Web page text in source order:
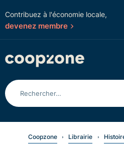
Contribuez à l'économie locale,
devenez membre
Coopzone Librairie